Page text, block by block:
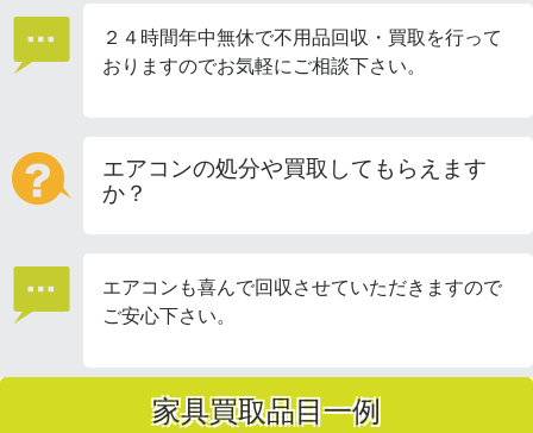
２４時間年中無休で不用品回収・買取を行って
おりますのでお気軽にご相談下さい。
エアコンの処分や買取してもらえます
か？
エアコンも喜んで回収させていただきますので
ご安心下さい。
家具買取品目一例